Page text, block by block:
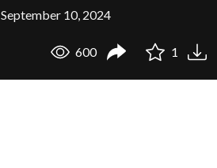
September 10, 2024
600 1